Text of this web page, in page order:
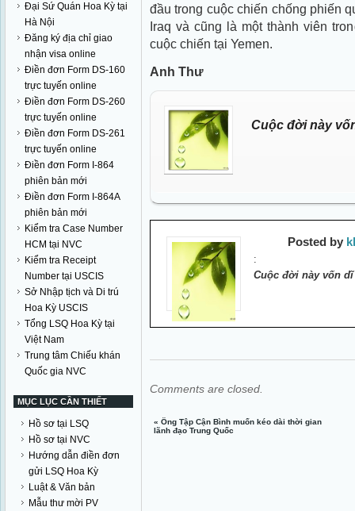
Đại Sứ Quán Hoa Kỳ tại
Hà Nội
Đăng ký địa chỉ giao
nhận visa online
Điền đơn Form DS-160
trực tuyến online
Điền đơn Form DS-260
trực tuyến online
Điền đơn Form DS-261
trực tuyến online
Điền đơn Form I-864
phiên bản mới
Điền đơn Form I-864A
phiên bản mới
Kiểm tra Case Number
HCM tại NVC
Kiểm tra Receipt
Number tại USCIS
Sở Nhập tịch và Di trú
Hoa Kỳ USCIS
Tổng LSQ Hoa Kỳ tại
Việt Nam
Trung tâm Chiếu khán
Quốc gia NVC
MỤC LỤC CẦN THIẾT
Hồ sơ tại LSQ
Hồ sơ tại NVC
Hướng dẫn điền đơn
gửi LSQ Hoa Kỳ
Luật & Văn bản
Mẫu thư mời PV
đầu trong cuộc chiến chống phiến
Iraq và cũng là một thành viên
cuộc chiến tại Yemen.
Anh Thư
Cuộc đời này
Posted by
:
Cuộc đời này vốn
Comments are closed.
«Ông Tập Cận Bình muốn kéo dài thời gian
lãnh đạo Trung Quốc